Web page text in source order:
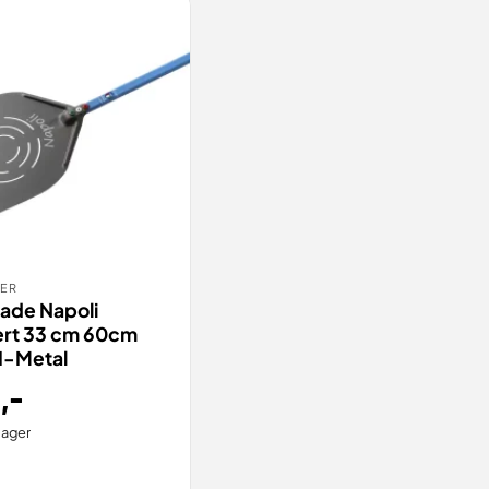
Napoli
33 cm 60cm
Metal
,-